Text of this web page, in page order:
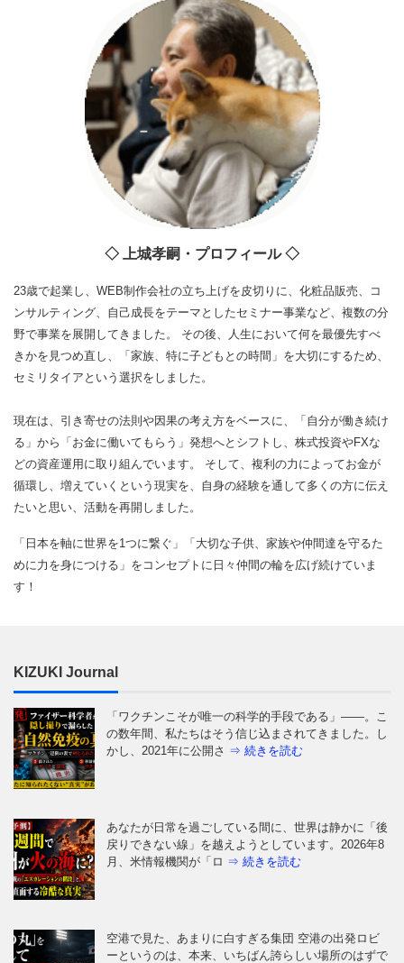
◇ 上城孝嗣・プロフィール ◇
23歳で起業し、WEB制作会社の立ち上げを皮切りに、化粧品販売、コ
ンサルティング、自己成長をテーマとしたセミナー事業など、複数の分
野で事業を展開してきました。 その後、人生において何を最優先すべ
きかを見つめ直し、「家族、特に子どもとの時間」を大切にするため、
セミリタイアという選択をしました。
現在は、引き寄せの法則や因果の考え方をベースに、「自分が働き続け
る」から「お金に働いてもらう」発想へとシフトし、株式投資やFXな
どの資産運用に取り組んでいます。 そして、複利の力によってお金が
循環し、増えていくという現実を、自身の経験を通して多くの方に伝え
たいと思い、活動を再開しました。
「日本を軸に世界を1つに繋ぐ」「大切な子供、家族や仲間達を守るた
めに力を身につける」をコンセプトに日々仲間の輪を広げ続けていま
す！
KIZUKI Journal
「ワクチンこそが唯一の科学的手段である」——。こ
の数年間、私たちはそう信じ込まされてきました。し
かし、2021年に公開さ ⇒ 続きを読む
あなたが日常を過ごしている間に、世界は静かに「後
戻りできない線」を越えようとしています。2026年8
月、米情報機関が「ロ ⇒ 続きを読む
空港で見た、あまりに白すぎる集団 空港の出発ロビ
ーというのは、本来、いちばん誇らしい場所のはずで